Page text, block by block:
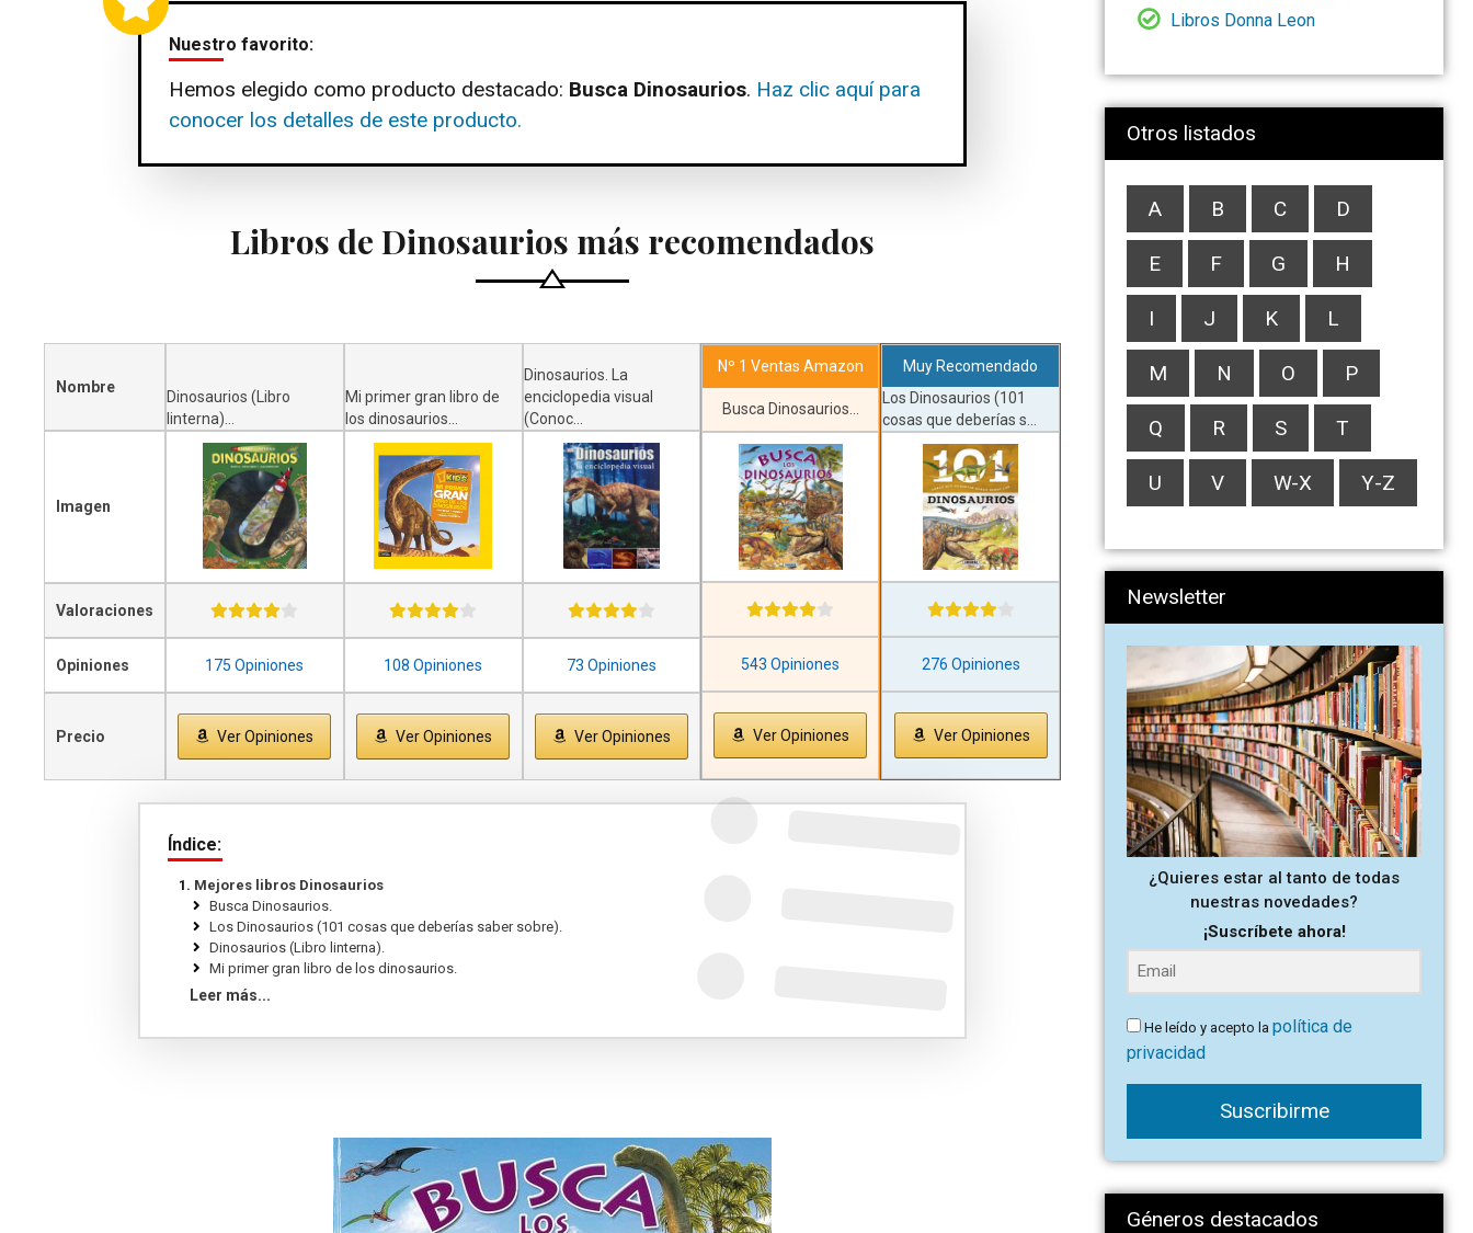
Nuestro favorito:
Hemos elegido como producto destacado: Busca Dinosaurios. Haz clic aquí para
conocer los detalles de este producto.
Libros de Dinosaurios más recomendados
Nombre
Imagen
Valoraciones
Opiniones
Precio
Dinosaurios (Libro
linterna)...
175 Opiniones
Ver Opiniones
Mi primer gran libro de
los dinosaurios...
108 Opiniones
Ver Opiniones
Dinosaurios. La
enciclopedia visual
(Conoc...
73 Opiniones
Ver Opiniones
Nº 1 Ventas Amazon
Busca Dinosaurios...
543 Opiniones
Ver Opiniones
Muy Recomendado
Los Dinosaurios (101
cosas que deberías s...
276 Opiniones
Ver Opiniones
Índice:
Mejores libros Dinosaurios
Busca Dinosaurios.
Los Dinosaurios (101 cosas que deberías saber sobre).
Dinosaurios (Libro linterna).
Mi primer gran libro de los dinosaurios.
Dinosaurios. La enciclopedia visual (Conocimiento y consulta).
1.000 Preguntas y respuestas sobre dinosaurios.
Leer más...
Libros Donna Leon
Otros listados
A B C D
E F G H
I J K L
M N O P
Q R S T
U V W-X Y-Z
Newsletter
¿Quieres estar al tanto de todas
nuestras novedades?
¡Suscríbete ahora!
He leído y acepto la política de
privacidad
Suscribirme
Géneros destacados